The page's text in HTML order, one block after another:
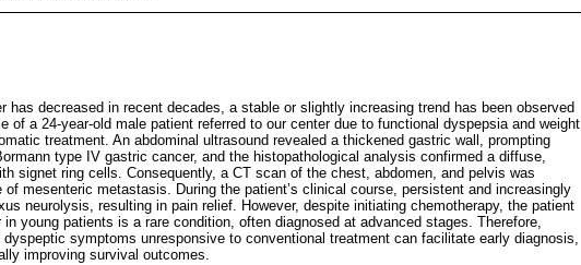
has decreased in recent decades, a stable or slightly increasing trend has been observed
of a 24-year-old male patient referred to our center due to functional dyspepsia and weight
treatment. An abdominal ultrasound revealed a thickened gastric wall, prompting
type IV gastric cancer, and the histopathological analysis confirmed a diffuse,
signet ring cells. Consequently, a CT scan of the chest, abdomen, and pelvis was
mesenteric metastasis. During the patient’s clinical course, persistent and increasingly
neurolysis, resulting in pain relief. However, despite initiating chemotherapy, the patient
young patients is a rare condition, often diagnosed at advanced stages. Therefore,
symptoms unresponsive to conventional treatment can facilitate early diagnosis,
improving survival outcomes.